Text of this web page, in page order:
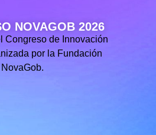
NOVAGOB 2026
Congreso de Innovación
por la Fundación
NovaGob.